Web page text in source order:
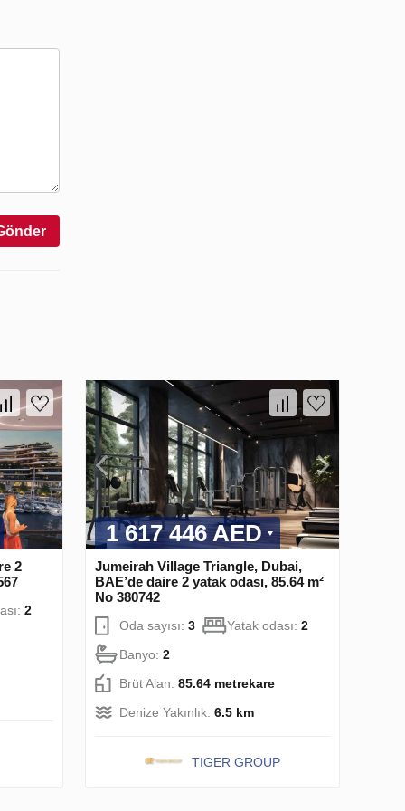
2
2
1 617 446 AED
Jumeirah Village Triangle, Dubai,
BAE’de daire 2 yatak odası, 85.64 m²
No 380742
Oda sayısı: 3 Yatak odası: 2
Banyo: 2
Brüt Alan: 85.64 metrekare
Denize Yakınlık: 6.5 km
TIGER GROUP